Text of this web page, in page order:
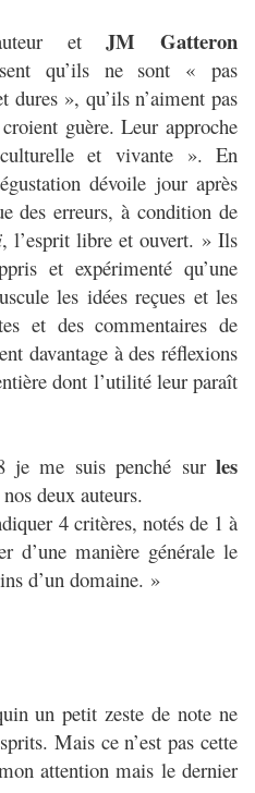
etJM Gatteron
qu’ils ne sont « pas
», qu’ils n’aiment pas
guère. Leur approche
et vivante ». En
dévoile jour après
des erreurs, à condition de
, l’esprit libre et ouvert. » Ils
et expérimenté qu’une
les idées reçues et les
et des commentaires de
davantage à des réflexions
dont l’utilité leur paraît
je me suis penché sur les
deux auteurs.
4 critères, notés de 1 à
d’une manière générale le
d’un domaine. »
un petit zeste de note ne
Mais ce n’est pas cette
attention mais le dernier